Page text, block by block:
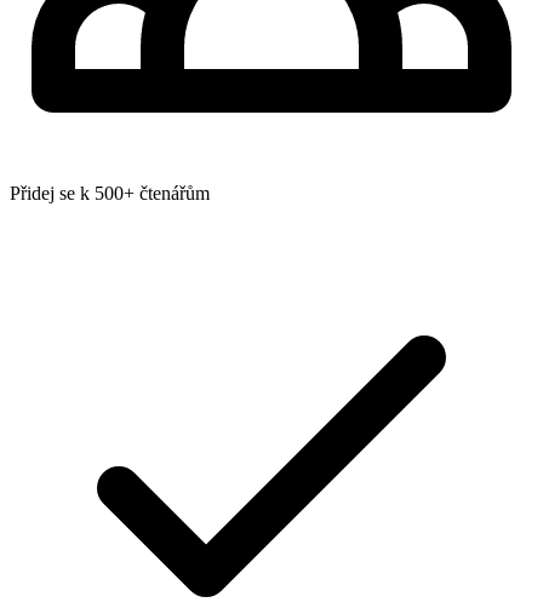
Přidej se k 500+ čtenářům